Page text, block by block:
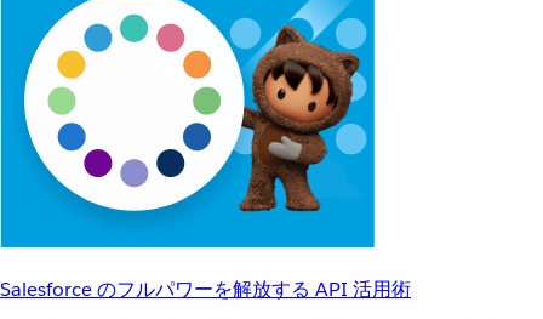
Salesforce のフルパワーを解放する API 活用術